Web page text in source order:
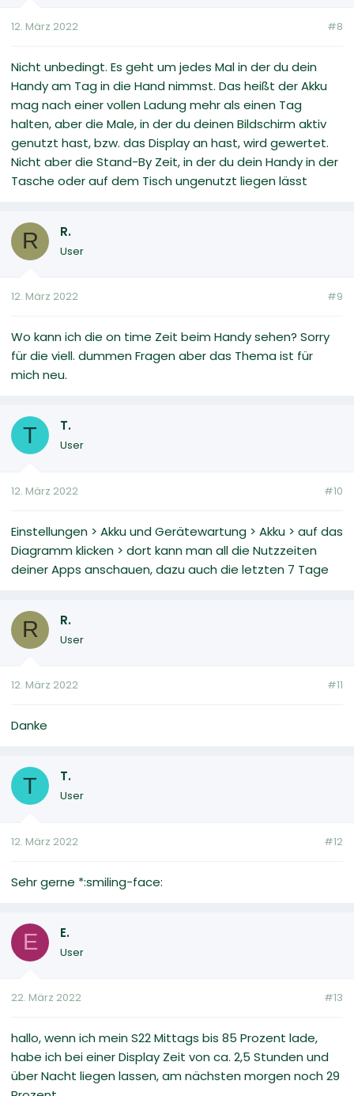
12. März 2022 #8
Nicht unbedingt. Es geht um jedes Mal in der du dein
Handy am Tag in die Hand nimmst. Das heißt der Akku
mag nach einer vollen Ladung mehr als einen Tag
halten, aber die Male, in der du deinen Bildschirm aktiv
genutzt hast, bzw. das Display an hast, wird gewertet.
Nicht aber die Stand-By Zeit, in der du dein Handy in der
Tasche oder auf dem Tisch ungenutzt liegen lässt
R R.
User
12. März 2022 #9
Wo kann ich die on time Zeit beim Handy sehen? Sorry
für die viell. dummen Fragen aber das Thema ist für
mich neu.
T T.
User
12. März 2022 #10
Einstellungen > Akku und Gerätewartung > Akku > auf das
Diagramm klicken > dort kann man all die Nutzzeiten
deiner Apps anschauen, dazu auch die letzten 7 Tage
R R.
User
12. März 2022 #11
Danke
T T.
User
12. März 2022 #12
Sehr gerne *:smiling-face:
E E.
User
22. März 2022 #13
hallo, wenn ich mein S22 Mittags bis 85 Prozent lade,
habe ich bei einer Display Zeit von ca. 2,5 Stunden und
über Nacht liegen lassen, am nächsten morgen noch 29